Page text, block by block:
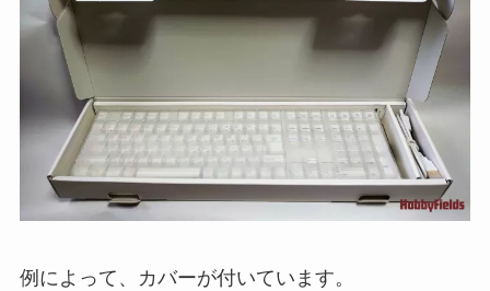
例によって、カバーが付いています。